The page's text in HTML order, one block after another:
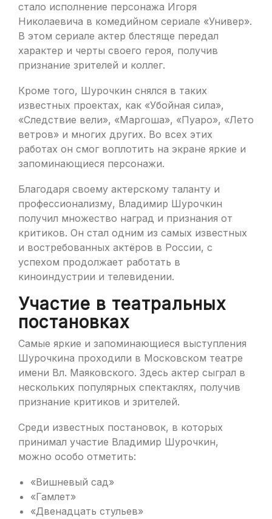
стало исполнение персонажа Игоря
Николаевича в комедийном сериале «Универ».
В этом сериале актер блестяще передал
характер и черты своего героя, получив
признание зрителей и коллег.
Кроме того, Шурочкин снялся в таких
известных проектах, как «Убойная сила»,
«Следствие вели», «Маргоша», «Пуаро», «Лето
ветров» и многих других. Во всех этих
работах он смог воплотить на экране яркие и
запоминающиеся персонажи.
Благодаря своему актерскому таланту и
профессионализму, Владимир Шурочкин
получил множество наград и признания от
критиков. Он стал одним из самых известных
и востребованных актёров в России, с
успехом продолжает работать в
киноиндустрии и телевидении.
Участие в театральных
постановках
Самые яркие и запоминающиеся выступления
Шурочкина проходили в Московском театре
имени Вл. Маяковского. Здесь актер сыграл в
нескольких популярных спектаклях, получив
признание критиков и зрителей.
Среди известных постановок, в которых
принимал участие Владимир Шурочкин,
можно особо отметить:
«Вишневый сад»
«Гамлет»
«Двенадцать стульев»